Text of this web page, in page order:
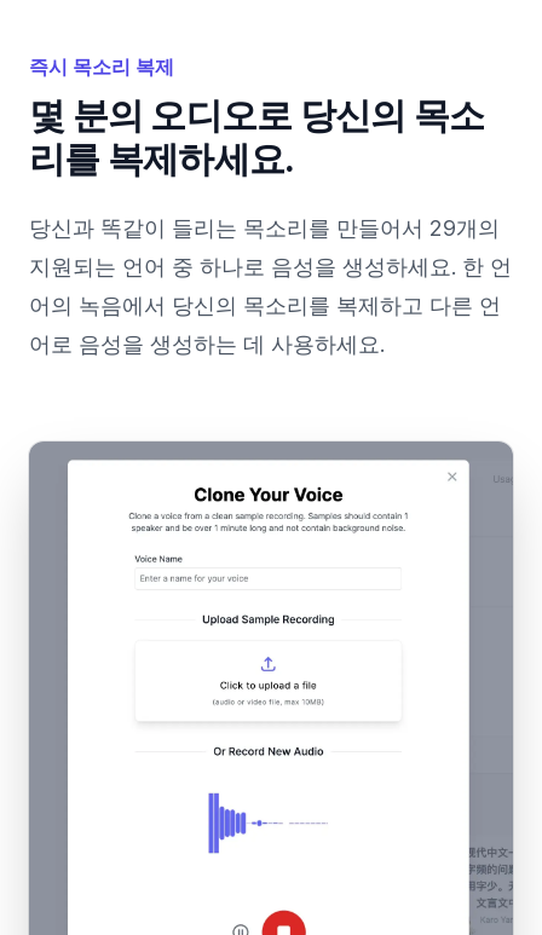
즉시 목소리 복제
몇 분의 오디오로 당신의 목소
리를 복제하세요.
당신과 똑같이 들리는 목소리를 만들어서 29개의
지원되는 언어 중 하나로 음성을 생성하세요. 한 언
어의 녹음에서 당신의 목소리를 복제하고 다른 언
어로 음성을 생성하는 데 사용하세요.